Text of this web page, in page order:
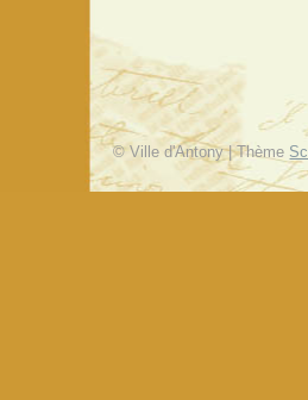
© Ville d'Antony | Thème